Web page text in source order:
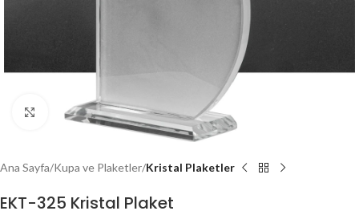
Click to enlarge
Ana Sayfa Kupa ve Plaketler Kristal Plaketler
EKT-325 Kristal Plaket